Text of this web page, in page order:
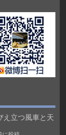
え立つ風車と天